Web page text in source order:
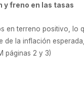
y freno en las tasas
terreno positivo, lo
la inflación
páginas 2 y 3)